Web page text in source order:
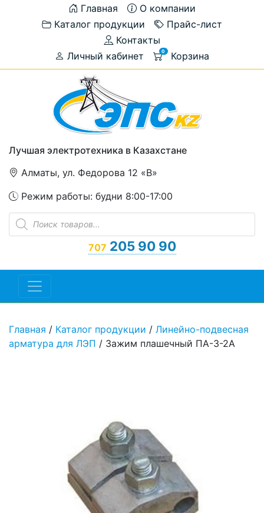
Главная
О компании
Каталог продукции
Прайс-лист
Контакты
Личный кабинет
0 Корзина
Лучшая электротехника в Казахстане
Алматы, ул. Федорова 12 «В»
Режим работы: будни 8:00-17:00
Поиск
товаров
707 205 90 90
Главная / Каталог продукции / Линейно-подвесная
арматура для ЛЭП / Зажим плашечный ПА-3-2А